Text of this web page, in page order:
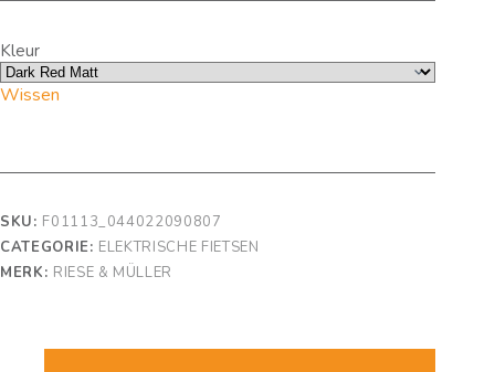
Kleur
Wissen
SKU: F01113_044022090807
CATEGORIE: ELEKTRISCHE FIETSEN
MERK: RIESE & MÜLLER